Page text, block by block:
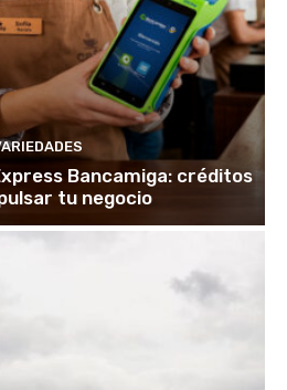
Bancamiga: créditos
tu negocio